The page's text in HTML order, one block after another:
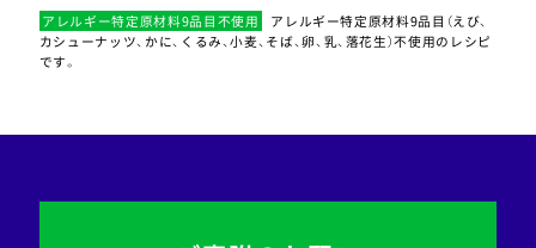
アレルギー特定原材料9品目不使用
アレルギー特定原材料9品目（えび、
カシューナッツ、かに、くるみ、小麦、そば、卵、乳、落花生）不使用のレシピ
です。